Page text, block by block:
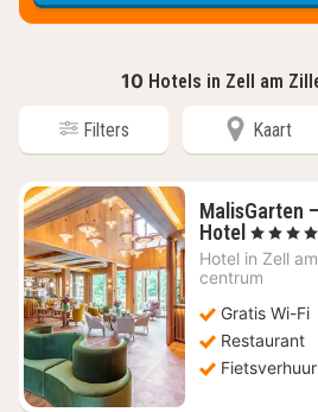
10 Hotels in Zell am
Filters Kaart
MalisGarten
Hotel 1
nacht
vanaf
203,72
, 5 Sterren
Hotel in Zell
centrum
Gratis Wi-Fi
Restaurant
Fietsverhuur